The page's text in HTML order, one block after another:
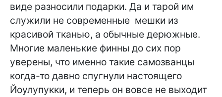
виде разносили подарки. Да и тарой им
служили не современные мешки из
красивой тканью, а обычные дерюжные.
Многие маленькие финны до сих пор
уверены, что именно такие самозванцы
когда-то давно спугнули настоящего
Йоулупукки, и теперь он вовсе не выходит